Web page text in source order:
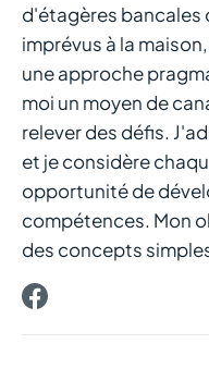
d'étagères bancales
imprévus à la
une approche
moi un moyen de
relever des défis.
et je considère
opportunité de
compétences. Mon
des concepts